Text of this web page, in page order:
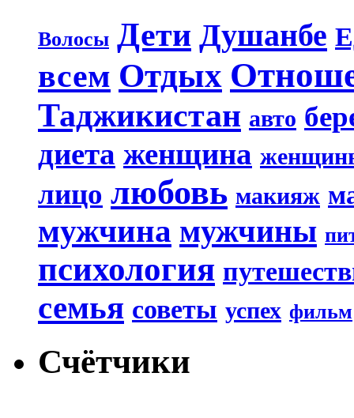
Волосы Дети Душанбе
всем Отдых
Таджикистан авто
диета женщина
лицо любовь макияж
мужчина мужчины
психология
семья советы успех фильм
Счётчики